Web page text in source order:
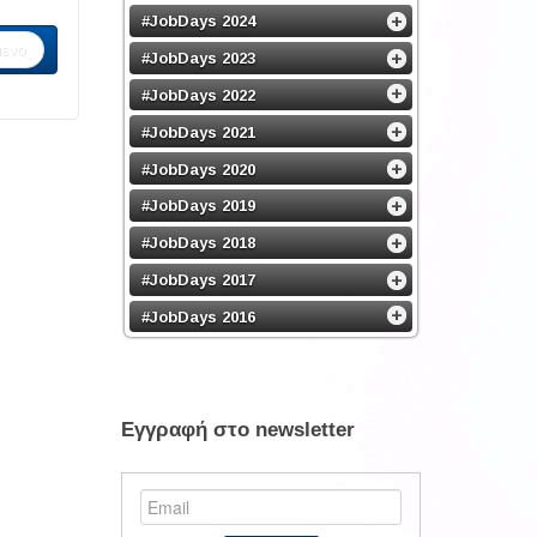
#JobDays 2024
#JobDays 2023
#JobDays 2022
#JobDays 2021
#JobDays 2020
#JobDays 2019
#JobDays 2018
#JobDays 2017
#JobDays 2016
Εγγραφή στο newsletter